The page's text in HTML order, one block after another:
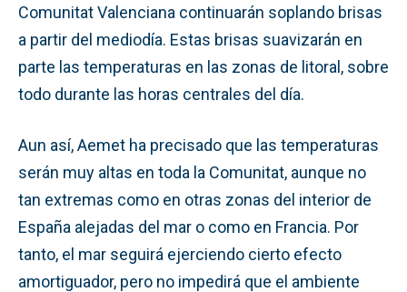
Comunitat Valenciana continuarán soplando brisas
a partir del mediodía. Estas brisas suavizarán en
parte las temperaturas en las zonas de litoral, sobre
todo durante las horas centrales del día.
Aun así, Aemet ha precisado que las temperaturas
serán muy altas en toda la Comunitat, aunque no
tan extremas como en otras zonas del interior de
España alejadas del mar o como en Francia. Por
tanto, el mar seguirá ejerciendo cierto efecto
amortiguador, pero no impedirá que el ambiente